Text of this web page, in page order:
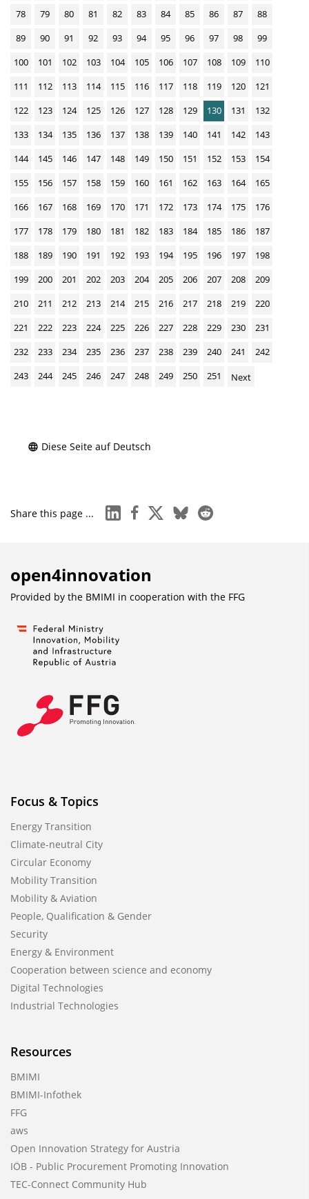
o
l
o
a
78
79 80 81 82 83 84 85 86 87
88
89
90 91 92 93 94 95 96 97 98
99
100
101 102 103 104 105 106 107 108 109
110
111
112 113 114 115 116 117 118 119 120
121
122
123 124 125 126 127 128 129 130 131
132
133
134 135 136 137 138 139 140 141 142
143
144
145 146 147 148 149 150 151 152 153
154
155
156 157 158 159 160 161 162 163 164
165
166
167 168 169 170 171 172 173 174 175
176
177
178 179 180 181 182 183 184 185 186
187
188
189 190 191 192 193 194 195 196 197
198
199
200 201 202 203 204 205 206 207 208
209
210
211 212 213 214 215 216 217 218 219
220
221
222 223 224 225 226 227 228 229 230
231
232
233 234 235 236 237 238 239 240 241
242
243
244 245 246 247 248 249 250 251 Next
Diese Seite auf Deutsch
Share this page ... linkedinfacebook
x blueskyreddit
open4innovation
Provided by the BMIMI in cooperation with the FFG
Focus & Topics
Energy Transition
Climate-neutral City
Circular Economy
Mobility Transition
Mobility & Aviation
People, Qualification & Gender
Security
Energy & Environment
Cooperation between science and economy
Digital Technologies
Industrial Technologies
Resources
BMIMI
BMIMI-Infothek
FFG
aws
Open Innovation Strategy for Austria
IÖB - Public Procurement Promoting Innovation
TEC-Connect Community Hub